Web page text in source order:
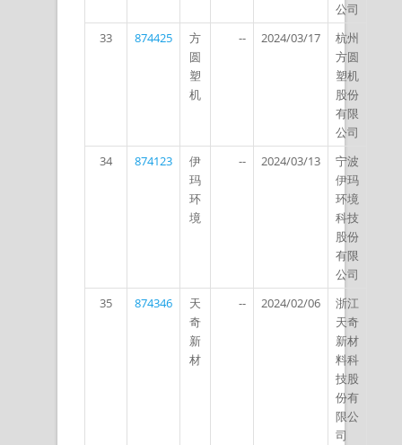
公司
33
874425
方
圆
塑
机
-- 2024/03/17
杭州
方圆
塑机
股份
有限
公司
34
874123
伊
玛
环
境
-- 2024/03/13
宁波
伊玛
环境
科技
股份
有限
公司
35
874346
天
奇
新
材
-- 2024/02/06
浙江
天奇
新材
料科
技股
份有
限公
司